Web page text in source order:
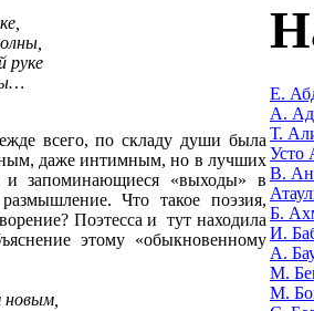
руке
всего, по складу души была
даже интимным, но в лучших
и запоминающиеся «выходы» в
Что такое поэзия,
Поэтесса и тут находила
этому «обыкновенному
новым,
Е.
А.
Т.
Усто
В.
Б.
И.
А.
М.
М.